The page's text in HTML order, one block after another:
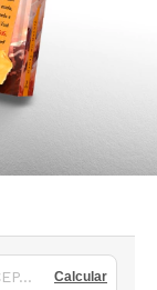
Calcular